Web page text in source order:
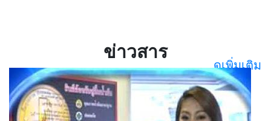
ข่าวสาร
ดูเพิ่มเติม